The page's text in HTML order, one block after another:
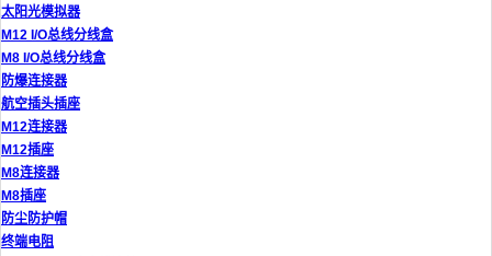
太阳光模拟器
M12 I/O总线分线盒
M8 I/O总线分线盒
防爆连接器
航空插头插座
M12连接器
M12插座
M8连接器
M8插座
防尘防护帽
终端电阻